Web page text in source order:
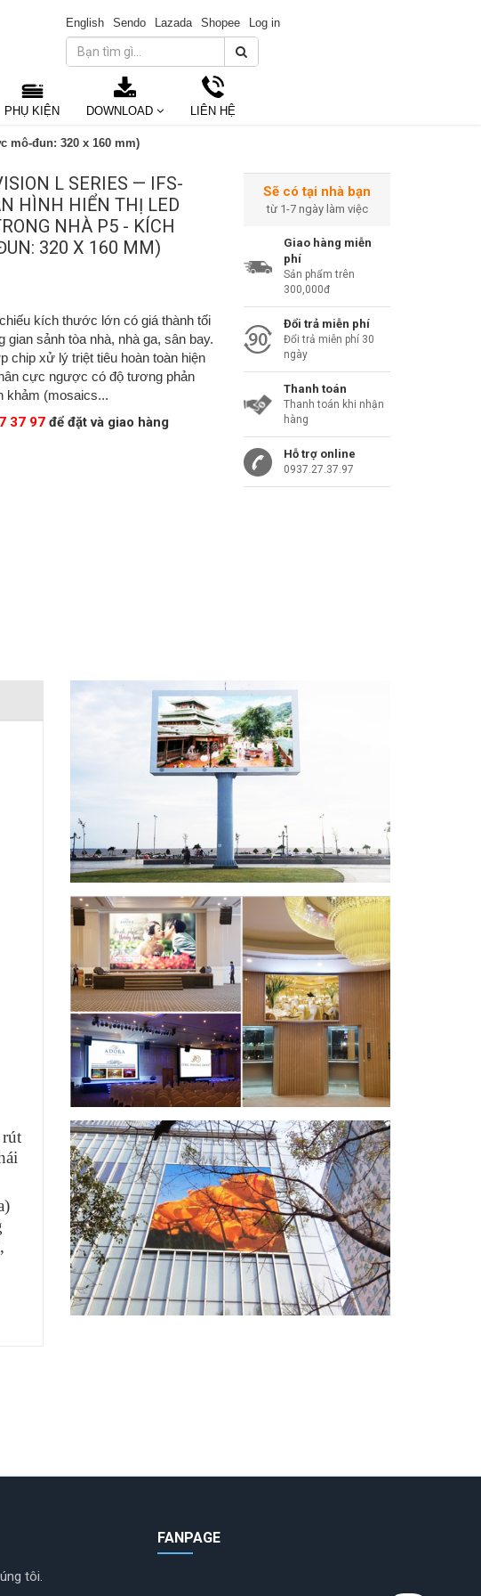
English Sendo Lazada Shopee Log in
PHỤ KIỆN DOWNLOAD LIÊN HỆ
mô-đun: 320 x 160 mm)
L SERIES — IFS-
HÌNH HIỂN THỊ LED
NHÀ P5 - KÍCH
320 X 160 MM)
kích thước lớn có giá thành tối
gian sảnh tòa nhà, nhà ga, sân bay.
chip xử lý triệt tiêu hoàn toàn hiện
cực ngược có độ tương phản
khảm (mosaics...
37 97 để đặt và giao hàng
Sẽ có tại nhà bạn
từ 1-7 ngày làm việc
Giao hàng miễn
phí
Sản phẩm trên
300,000đ
Đổi trả miễn phí
Đổi trả miễn phí 30
ngày
Thanh toán
Thanh toán khi nhận
hàng
Hỗ trợ online
0937.27.37.97
tôi.
FANPAGE